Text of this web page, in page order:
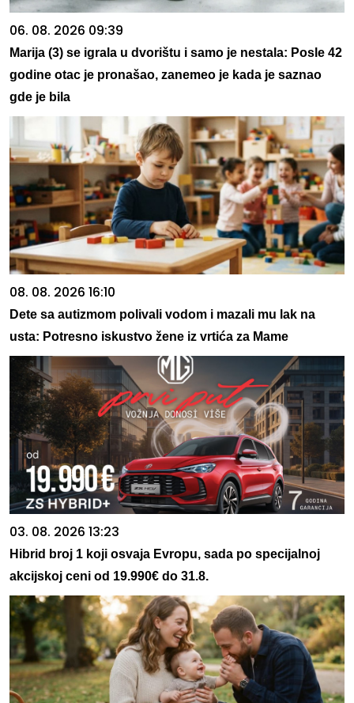
06. 08. 2026 09:39
Marija (3) se igrala u dvorištu i samo je nestala: Posle 42
godine otac je pronašao, zanemeo je kada je saznao
gde je bila
08. 08. 2026 16:10
Dete sa autizmom polivali vodom i mazali mu lak na
usta: Potresno iskustvo žene iz vrtića za Mame
03. 08. 2026 13:23
Hibrid broj 1 koji osvaja Evropu, sada po specijalnoj
akcijskoj ceni od 19.990€ do 31.8.